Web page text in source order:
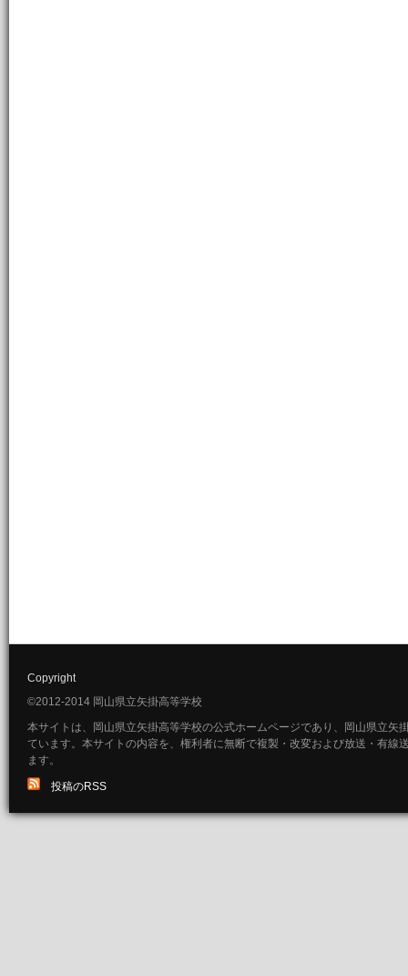
Copyright
©2012-2014 岡山県立矢掛高等学校
本サイトは、岡山県立矢掛高等学校の公式ホームページであり、岡山県立矢
ています。本サイトの内容を、権利者に無断で複製・改変および放送・有線
ます。
投稿のRSS